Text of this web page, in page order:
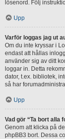
lösenord. Följ
Upp
Varför loggas jag ut
Om du inte kryssar i
endast att hållas
använder sig av ditt
loggar in. Detta
dator, t.ex. bibliotek,
så har
Upp
Vad gör “Ta bort alla
Genom att klicka på
phpBB3 bort. Dessa